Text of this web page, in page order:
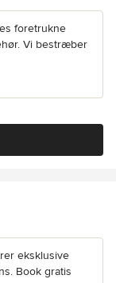
foretrukne
Vi bestræber
eksklusive
Book gratis